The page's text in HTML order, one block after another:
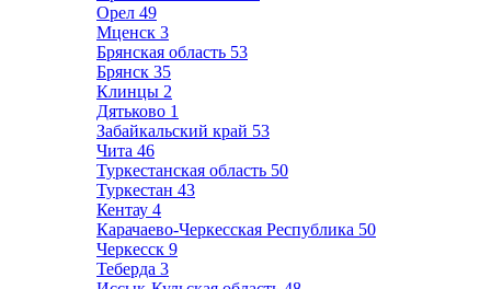
Орел 49
Мценск 3
Брянская область 53
Брянск 35
Клинцы 2
Дятьково 1
Забайкальский край 53
Чита 46
Туркестанская область 50
Туркестан 43
Кентау 4
Карачаево-Черкесская Республика 50
Черкесск 9
Теберда 3